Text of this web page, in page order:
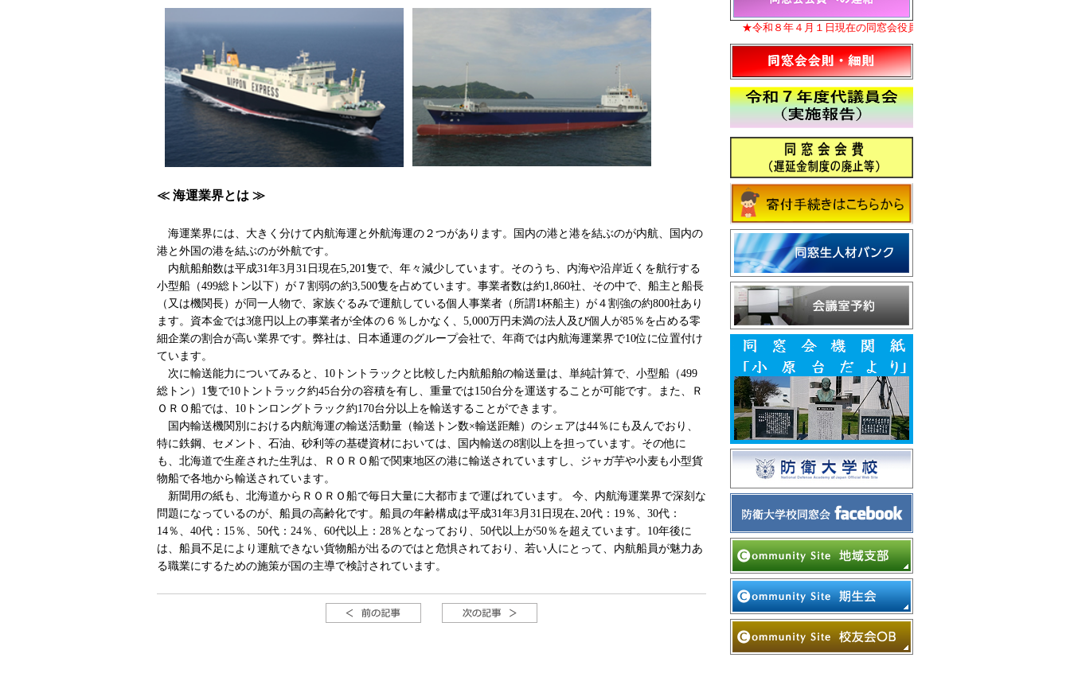
≪ 海運業界とは ≫
海運業界には、大きく分けて内航海運と外航海運の２つがあります。国内の港と港を結ぶのが内航、国内の
港と外国の港を結ぶのが外航です。
内航船舶数は平成31年3月31日現在5,201隻で、年々減少しています。そのうち、内海や沿岸近くを航行する
小型船（499総トン以下）が７割弱の約3,500隻を占めています。事業者数は約1,860社、その中で、船主と船長
（又は機関長）が同一人物で、家族ぐるみで運航している個人事業者（所謂1杯船主）が４割強の約800社あり
ます。資本金では3億円以上の事業者が全体の６％しかなく、5,000万円未満の法人及び個人が85％を占める零
細企業の割合が高い業界です。弊社は、日本通運のグループ会社で、年商では内航海運業界で10位に位置付け
ています。
次に輸送能力についてみると、10トントラックと比較した内航船舶の輸送量は、単純計算で、小型船（499
総トン）1隻で10トントラック約45台分の容積を有し、重量では150台分を運送することが可能です。また、Ｒ
ＯＲＯ船では、10トンロングトラック約170台分以上を輸送することができます。
国内輸送機関別における内航海運の輸送活動量（輸送トン数×輸送距離）のシェアは44％にも及んでおり、
特に鉄鋼、セメント、石油、砂利等の基礎資材においては、国内輸送の8割以上を担っています。その他に
も、北海道で生産された生乳は、ＲＯＲＯ船で関東地区の港に輸送されていますし、ジャガ芋や小麦も小型貨
物船で各地から輸送されています。
新聞用の紙も、北海道からＲＯＲＯ船で毎日大量に大都市まで運ばれています。 今、内航海運業界で深刻な
問題になっているのが、船員の高齢化です。船員の年齢構成は平成31年3月31日現在､20代：19％、30代：
14％、40代：15％、50代：24％、60代以上：28％となっており、50代以上が50％を超えています。10年後に
は、船員不足により運航できない貨物船が出るのではと危惧されており、若い人にとって、内航船員が魅力あ
る職業にするための施策が国の主導で検討されています。
★令和８年４月１日現在の同窓会役員名簿を更新いたしました。